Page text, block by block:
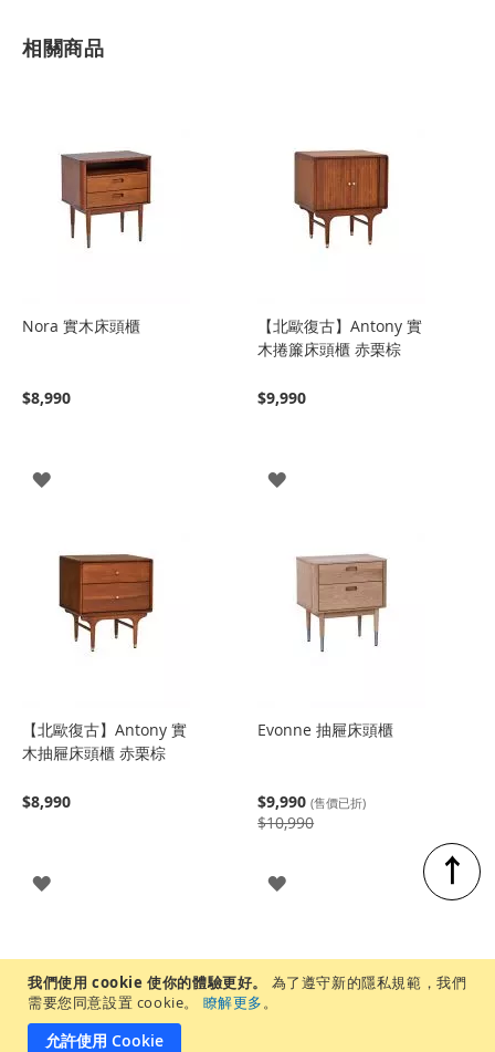
我們使用 cookie 使你的體驗更好。
為了遵守新的隱私規範，我們
需要您同意設置 cookie。
瞭解更多。
允許使用 Cookie
相關商品
Nora 實木床頭櫃
$8,990
登
【北歐復古】Antony 實
木捲簾床頭櫃 赤栗棕
$9,990
登
【北歐復古】Antony 實
木抽屜床頭櫃 赤栗棕
$8,990
登
Evonne 抽屜床頭櫃
$9,990 (售價已折)
$10,990
登
↑